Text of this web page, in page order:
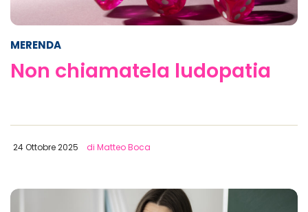
MERENDA
Non chiamatela ludopatia
24 Ottobre 2025 di Matteo Boca